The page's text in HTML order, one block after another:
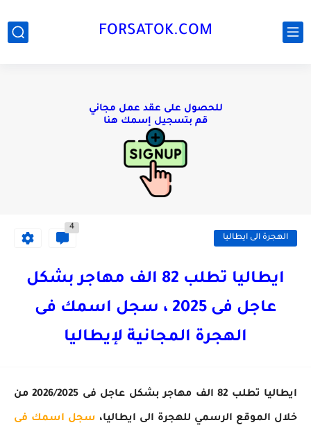
FORSATOK.COM
للحصول على عقد عمل مجاني
قم بتسجيل إسمك هنا
الهجرة الى ايطاليا
4
ايطاليا تطلب 82 الف مهاجر بشكل
عاجل فى 2025 ، سجل اسمك فى
الهجرة المجانية لإيطاليا
ايطاليا تطلب 82 الف مهاجر بشكل عاجل فى 2026/2025 من
خلال الموقع الرسمي للهجرة الى ايطاليا، سجل اسمك فى